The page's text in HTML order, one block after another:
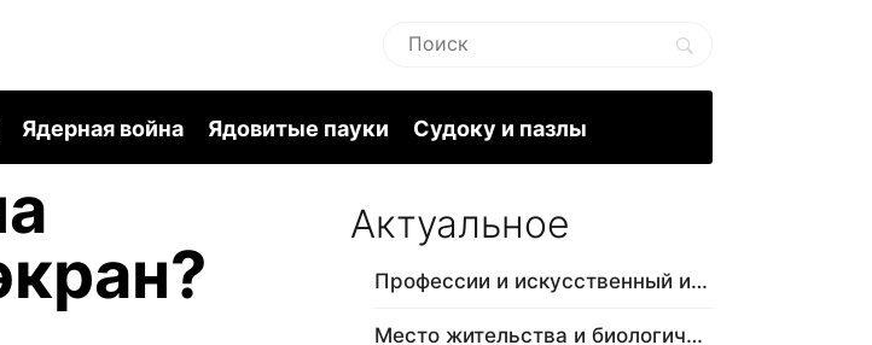
Ядерная война Ядовитые пауки Судоку и пазлы
Актуальное
Профессии и искусственный интеллект
Место жительства и биологический в…